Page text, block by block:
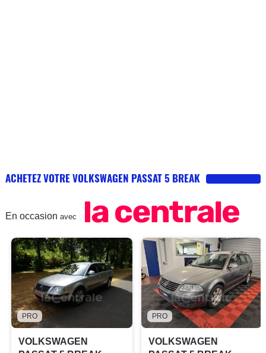
ACHETEZ VOTRE VOLKSWAGEN PASSAT 5 BREAK
En occasion avec
PRO
VOLKSWAGEN
PRO
VOLKSWAGEN